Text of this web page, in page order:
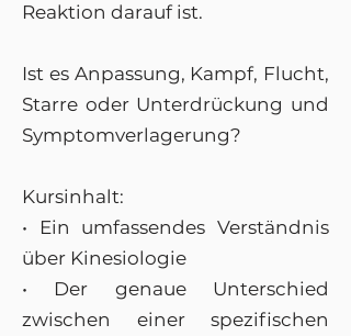
Reaktion darauf ist.
Ist es Anpassung, Kampf, Flucht,
Starre oder Unterdrückung und
Symptomverlagerung?
Kursinhalt:
• Ein umfassendes Verständnis
über Kinesiologie
• Der genaue Unterschied
zwischen einer spezifischen